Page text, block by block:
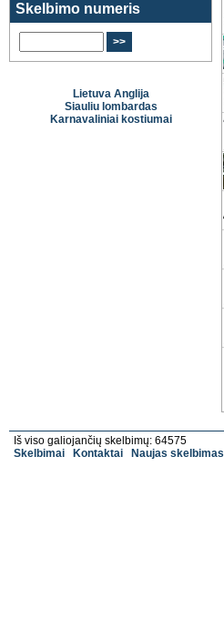
Skelbimo numeris
Lietuva Anglija
Siauliu lombardas
Karnavaliniai kostiumai
Iš viso galiojančių skelbimų: 64575
Skelbimai
Kontaktai Naujas skelbimas